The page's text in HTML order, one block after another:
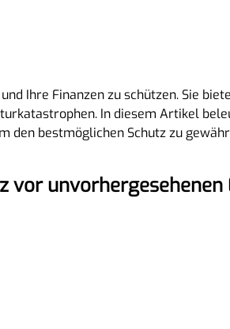
Ihre Finanzen zu schützen. Sie
In diesem Artikel
den bestmöglichen Schutz zu
vor unvorhergesehenen